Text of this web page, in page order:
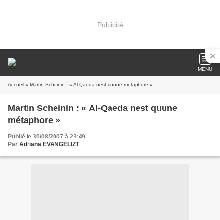
Publicité
MENU
Accueil » Martin Scheinin : « Al-Qaeda nest quune métaphore »
Martin Scheinin : « Al-Qaeda nest quune
métaphore »
Publié le 30/08/2007 à 23:49
Par Adriana EVANGELIZT